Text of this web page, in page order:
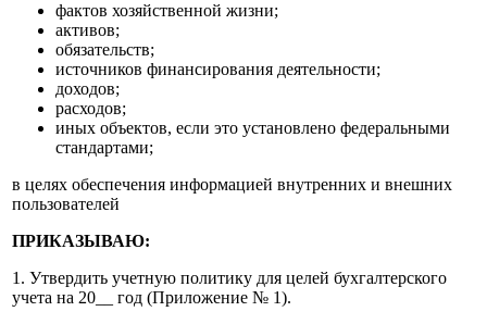
фактов хозяйственной жизни;
активов;
обязательств;
источников финансирования деятельности;
доходов;
расходов;
иных объектов, если это установлено федеральными
стандартами;
в целях обеспечения информацией внутренних и внешних
пользователей
ПРИКАЗЫВАЮ:
1. Утвердить учетную политику для целей бухгалтерского
учета на 20__ год (Приложение № 1).